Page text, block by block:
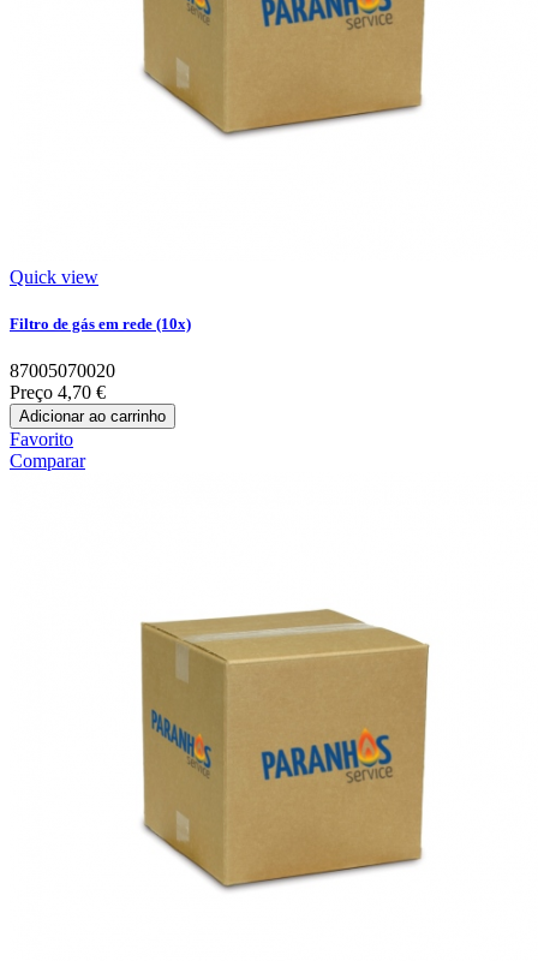
Quick view
Filtro de gás em rede (10x)
87005070020
Preço 4,70 €
Adicionar ao carrinho
Favorito
Comparar